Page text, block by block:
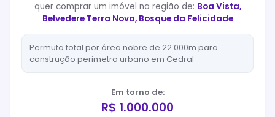
quer comprarum imóvel na região de: Boa Vista,
Belvedere Terra Nova, Bosque da Felicidade
Permuta total por área nobre de 22.000m para
construção perimetro urbano em Cedral
Em torno de:
R$ 1.000.000